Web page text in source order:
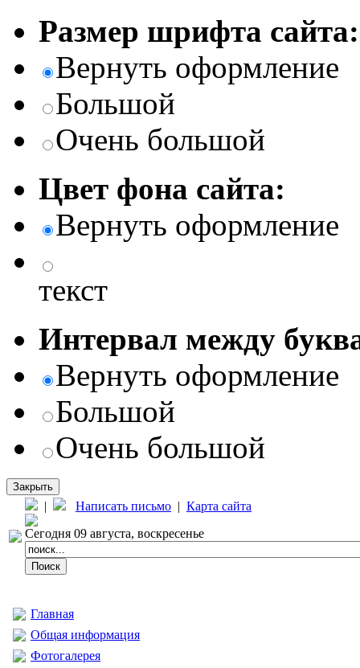
Размер шрифта сайта:
Вернуть оформление
Большой
Очень большой
Цвет фона сайта:
Вернуть оформление
текст
Интервал между
Вернуть оформление
Большой
Очень большой
Закрыть
| Написать письмо | Карта сайта
Сегодня 09 августа, воскресенье
Главная
Общая информация
Фотогалерея